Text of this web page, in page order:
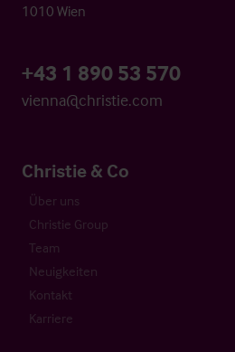
1010 Wien
+43 1 890 53 570
vienna@christie.com
Christie & Co
Über uns
Christie Group
Team
Neuigkeiten
Kontakt
Karriere